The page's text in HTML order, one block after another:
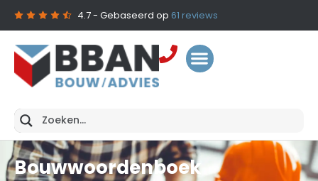
4.7- Gebaseerd op 61 reviews
Bouwwoordenboek